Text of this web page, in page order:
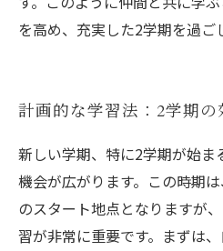
を高め、充実した2学期を過ご
計画的な学習法：2学期の
新しい学期、特に2学期が始ま
機会が広がります。この時期
のスタート地点となりますが
習が非常に重要です。まずは